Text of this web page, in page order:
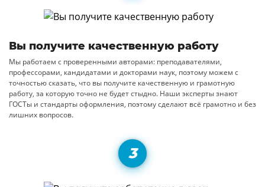
Вы получите качественную работу
Мы работаем с проверенными авторами: преподавателями,
профессорами, кандидатами и докторами наук, поэтому можем с
точностью сказать, что вы получите качественную и грамотную
работу, за которую точно не будет стыдно. Наши эксперты знают
ГОСТы и стандарты оформления, поэтому сделают всё грамотно и без
лишних вопросов.